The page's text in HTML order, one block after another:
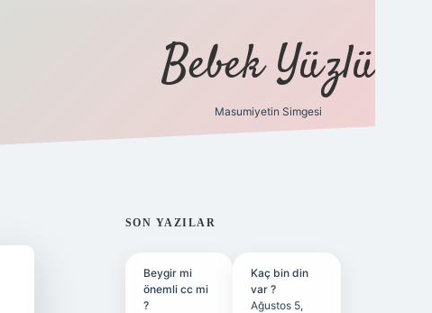
Bebek Yüzlü
Masumiyetin Simgesi
SIDEBAR
SON YAZILAR
Beygir mi
önemli cc mi
?
Kaç bin din
var ?
Ağustos 5,